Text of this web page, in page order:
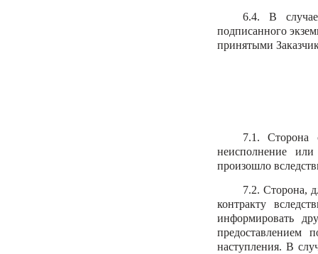
6.4. В
подписанного
принятыми
7.1. Сторона
неисполнение или
произошло
7.2. Сторона,
контракту
информировать
предоставлением
наступления. В